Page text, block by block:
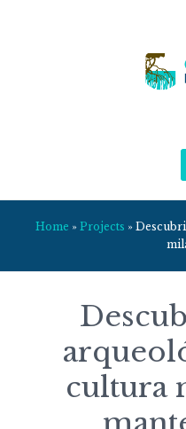
Home » Projects »
cultura